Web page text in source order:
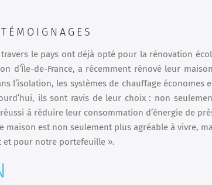
le pays ont déjà opté pour la rénovation
d’Île-de-France, a récemment rénové leur
l’isolation, les systèmes de chauffage
ils sont ravis de leur choix : non
à réduire leur consommation d’énergie de
maison est non seulement plus agréable à vivre,
et pour notre portefeuille ».